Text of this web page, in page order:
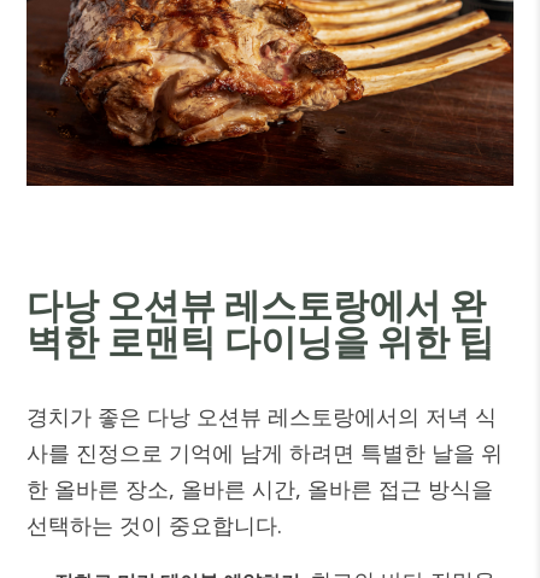
다낭 오션뷰 레스토랑에서 완
벽한 로맨틱 다이닝을 위한 팁
경치가 좋은 다낭 오션뷰 레스토랑에서의 저녁 식
사를 진정으로 기억에 남게 하려면 특별한 날을 위
한 올바른 장소, 올바른 시간, 올바른 접근 방식을
선택하는 것이 중요합니다.